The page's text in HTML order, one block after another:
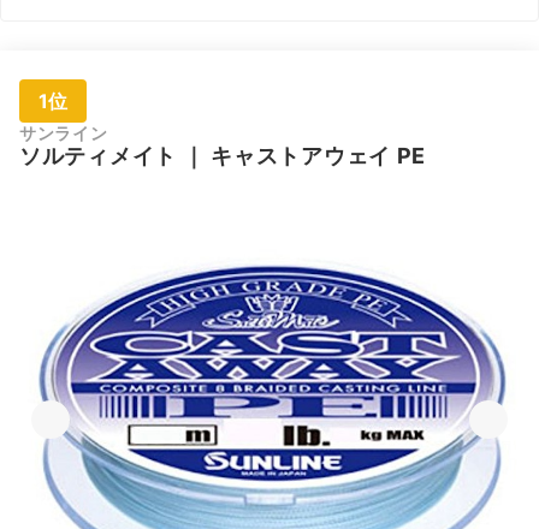
1位
サンライン
ソルティメイト ｜ キャストアウェイ PE